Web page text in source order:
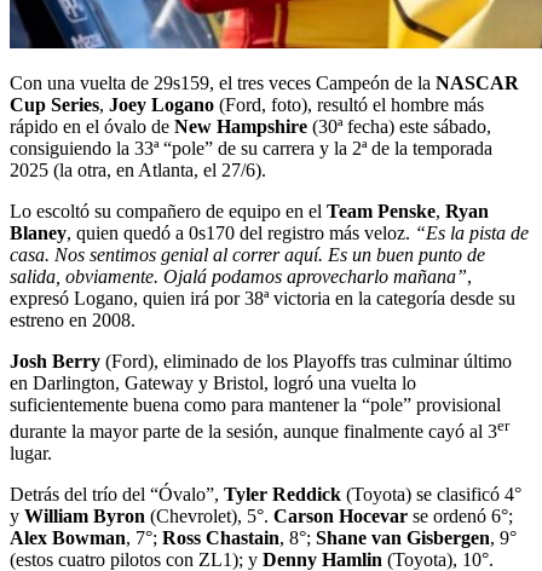
Con una vuelta de 29s159, el tres veces Campeón de la NASCAR
Cup Series, Joey Logano (Ford, foto), resultó el hombre más
rápido en el óvalo de New Hampshire (30ª fecha) este sábado,
consiguiendo la 33ª “pole” de su carrera y la 2ª de la temporada
2025 (la otra, en Atlanta, el 27/6).
Lo escoltó su compañero de equipo en el Team Penske, Ryan
Blaney, quien quedó a 0s170 del registro más veloz. “Es la pista de
casa. Nos sentimos genial al correr aquí. Es un buen punto de
salida, obviamente. Ojalá podamos aprovecharlo mañana”,
expresó Logano, quien irá por 38ª victoria en la categoría desde su
estreno en 2008.
Josh Berry (Ford), eliminado de los Playoffs tras culminar último
en Darlington, Gateway y Bristol, logró una vuelta lo
suficientemente buena como para mantener la “pole” provisional
durante la mayor parte de la sesión, aunque finalmente cayó al 3er
lugar.
Detrás del trío del “Óvalo”, Tyler Reddick (Toyota) se clasificó 4°
y William Byron (Chevrolet), 5°. Carson Hocevar se ordenó 6°;
Alex Bowman, 7°; Ross Chastain, 8°; Shane van Gisbergen, 9°
(estos cuatro pilotos con ZL1); y Denny Hamlin (Toyota), 10°.